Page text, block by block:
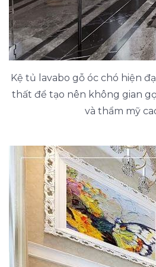
Kệ tủ lavabo gỗ óc chó hiện
thất để tạo nên không gian
và thẩm mỹ